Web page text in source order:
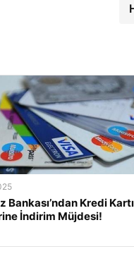
Bankası’ndan Kredi Kartı
İndirim Müjdesi!